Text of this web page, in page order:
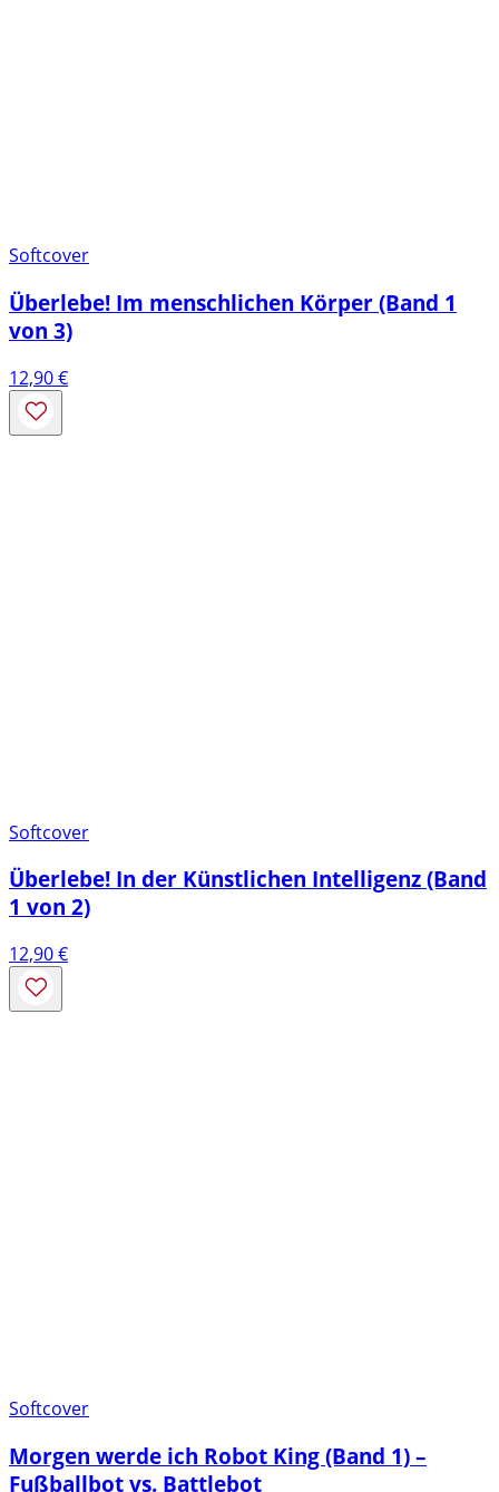
Softcover
Überlebe! Im menschlichen Körper (Band 1
von 3)
12,90€
Softcover
Überlebe! In der Künstlichen Intelligenz (Band
1 von 2)
12,90€
Softcover
Morgen werde ich Robot King (Band 1) –
Fußballbot vs. Battlebot